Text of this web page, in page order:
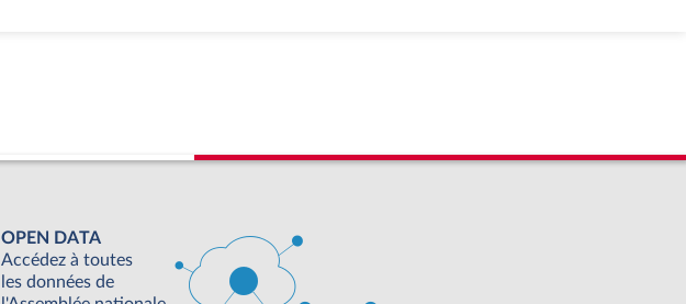
OPEN DATA
Accédez à toutes
les données de